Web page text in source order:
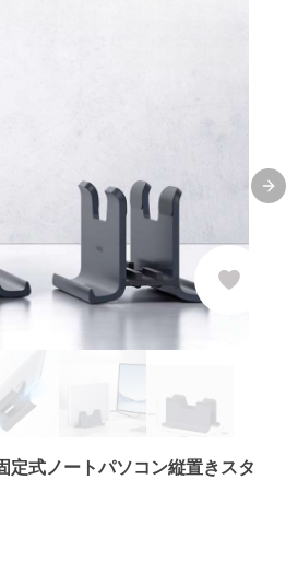
定式ノートパソコン縦置きスタ